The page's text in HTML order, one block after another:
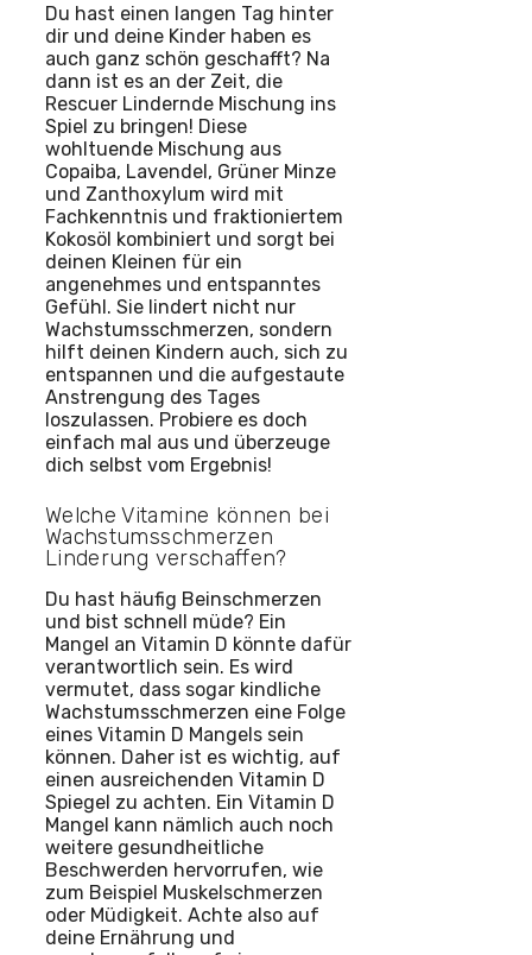
Du hast einen langen Tag hinter
dir und deine Kinder haben es
auch ganz schön geschafft? Na
dann ist es an der Zeit, die
Rescuer Lindernde Mischung ins
Spiel zu bringen! Diese
wohltuende Mischung aus
Copaiba, Lavendel, Grüner Minze
und Zanthoxylum wird mit
Fachkenntnis und fraktioniertem
Kokosöl kombiniert und sorgt bei
deinen Kleinen für ein
angenehmes und entspanntes
Gefühl. Sie lindert nicht nur
Wachstumsschmerzen, sondern
hilft deinen Kindern auch, sich zu
entspannen und die aufgestaute
Anstrengung des Tages
loszulassen. Probiere es doch
einfach mal aus und überzeuge
dich selbst vom Ergebnis!
Welche Vitamine können bei
Wachstumsschmerzen
Linderung verschaffen?
Du hast häufig Beinschmerzen
und bist schnell müde? Ein
Mangel an Vitamin D könnte dafür
verantwortlich sein. Es wird
vermutet, dass sogar kindliche
Wachstumsschmerzen eine Folge
eines Vitamin D Mangels sein
können. Daher ist es wichtig, auf
einen ausreichenden Vitamin D
Spiegel zu achten. Ein Vitamin D
Mangel kann nämlich auch noch
weitere gesundheitliche
Beschwerden hervorrufen, wie
zum Beispiel Muskelschmerzen
oder Müdigkeit. Achte also auf
deine Ernährung und